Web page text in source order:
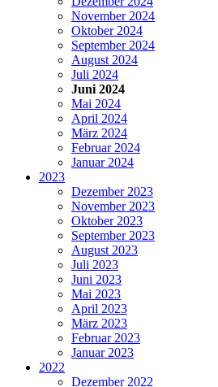
November 2024
Oktober 2024
September 2024
August 2024
Juli 2024
Juni 2024
Mai 2024
April 2024
März 2024
Februar 2024
Januar 2024
2023
Dezember 2023
November 2023
Oktober 2023
September 2023
August 2023
Juli 2023
Juni 2023
Mai 2023
April 2023
März 2023
Februar 2023
Januar 2023
2022
Dezember 2022